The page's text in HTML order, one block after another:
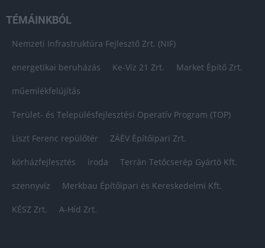
TÉMÁINKBÓL
Nemzeti Infrastruktúra Fejlesztő Zrt. (NIF)
energetikai beruházás Ke-Víz 21 Zrt. Market Építő Zrt.
műemlékfelújítás
Terület- és Településfejlesztési Operatív Program (TOP)
Liszt Ferenc repülőtér ZÁÉV Építőipari Zrt.
kórházfejlesztés iroda Terrán Tetőcserép Gyártó Kft.
szennyvíz Merkbau Építőipari és Kereskedelmi Kft.
KÉSZ Zrt. A-Híd Zrt.